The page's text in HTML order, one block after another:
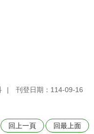
刊登日期：114-09-16
回上一頁 回最上面